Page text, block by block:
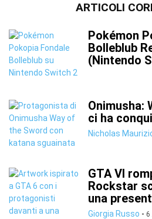
ARTICOLI
Pokémon
Bolleblub
(Nintendo
Onimusha:
ci ha
Nicholas
GTA VI
Rockstar
una
Giorgia Russo - 6